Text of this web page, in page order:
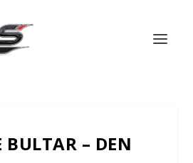
BULTAR – DEN